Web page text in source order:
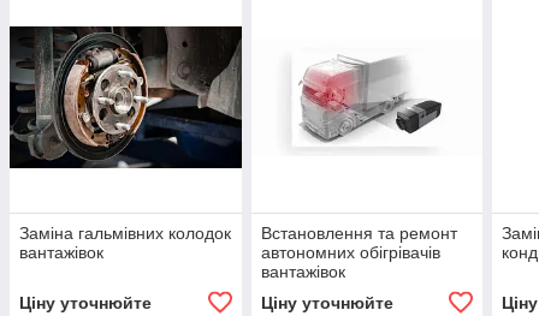
Заміна гальмівних колодок
вантажівок
Ціну уточнюйте
Встановлення та ремонт
автономних обігрівачів
вантажівок
Ціну уточнюйте